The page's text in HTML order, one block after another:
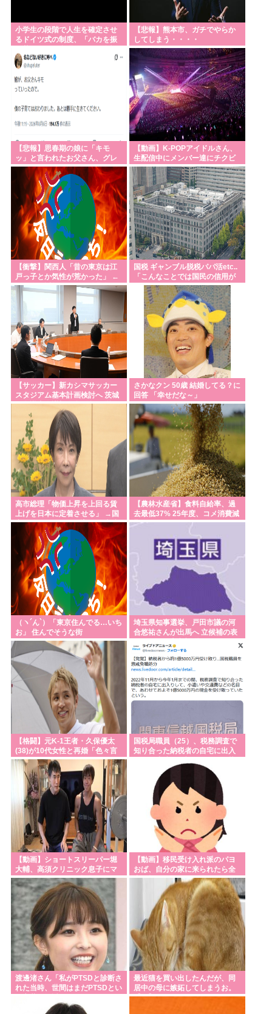
【熊本地震】避難者の食生活、改善急務=調理できず
「パン飽き飽き」-断水なお3万戸超
【サッカー】スペイン代表MFロドリ、レアル入り目
前から一転、バルサ加入へ 現地メディア伝える 4年
契約で年俸55億円準備
Powered by livedoor 相互RSS
小学生の段階で人生を確定させ
るドイツ式の制度、「バカを振
れていた結果……
【悲報】熊本市、ガチでやらか
してしまう・・・・
【悲報】思春期の娘に「キモ
ッ」と言われたお父さん、グレ
る
【動画】K-POPアイドルさん、
生配信中にメンバー達にチクビ
を弄られてしまう
【衝撃】関西人「昔の東京は江
戸っ子とか気性が荒かった」 ←
関西人が近年ここまで凶暴化し
た理由WWW
国税 ギャンブル脱税パパ活etc..
「こんなことでは国民の信用が
なくなってしまう」
【サッカー】新カシマサッカー
スタジアム基本計画検討へ 茨城
県有識者会議初会合 公設民営で
整備方針
さかなクン 50歳 結婚してる？に
回答 「幸せだな～」
高市総理「物価上昇を上回る賃
上げを日本に定着させる」 →国
家公務員月給3.51%増へ 人事院
の勧告を受け
【農林水産省】食料自給率、過
去最低37% 25年度、コメ消費減
響く
（ヽ´ん`）「東京住んでる…いち
お」 住んでそうな街
埼玉県知事選挙、戸田市議の河
合悠祐さんが出馬へ 立候補の表
明は1人目:東京新聞
【格闘】元K-1王者・久保優太
(38)が10代女性と再婚「色々言
われそうですが…」
国税局職員（25）、税務調査で
知り合った納税者の自宅に出入
するwww
【動画】ショートスリーパー堀
大輔、高須クリニック息子にマ
ジギレ！怖すぎると話題に
【動画】移民受け入れ派のパヨ
おば、自分の家に来られたら全
力で拒否るｗｗｗｗｗｗｗｗｗ
渡邊渚さん「私がPTSDと診断さ
れた当時、世間はまだPTSDとい
最近猫を買い出したんだが、同
居中の母に嫉妬してしまうお。
【再】